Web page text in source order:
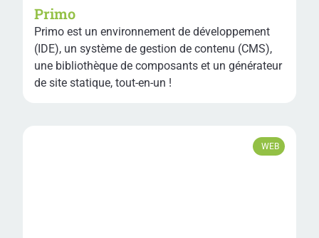
Primo
Primo est un environnement de développement
(IDE), un système de gestion de contenu (CMS),
une bibliothèque de composants et un générateur
de site statique, tout-en-un !
WEB